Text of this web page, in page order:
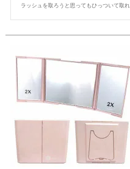
ラッシュを取ろうと思ってもひっついて取